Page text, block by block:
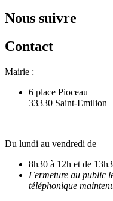
Nous suivre
Contact
Mairie :
6 place Pioceau
33330 Saint-Emilion
Du lundi au vendredi de
8h30 à 12h et de
Fermeture au public
téléphonique